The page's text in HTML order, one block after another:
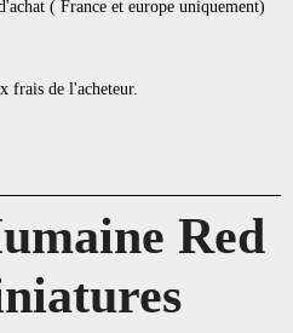
( France et europe uniquement)
frais de l'acheteur.
Red